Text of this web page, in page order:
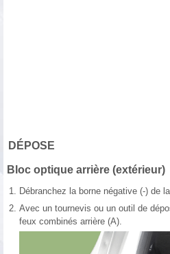
DÉPOSE
Bloc optique arrière (extérieur)
1. Débranchez la borne négative (-) de
2. Avec un tournevis ou un outil de
feux combinés arrière (A).